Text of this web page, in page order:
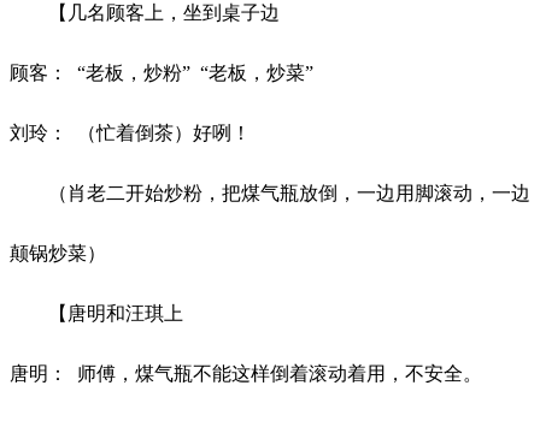
【几名顾客上，坐到桌子边
顾客： “老板，炒粉” “老板，炒菜”
刘玲： （忙着倒茶）好咧！
（肖老二开始炒粉，把煤气瓶放倒，一边用脚滚动，一边
颠锅炒菜）
【唐明和汪琪上
唐明： 师傅，煤气瓶不能这样倒着滚动着用，不安全。